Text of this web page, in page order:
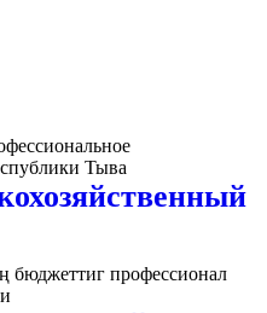
Тыва
бюджеттиг профессионал